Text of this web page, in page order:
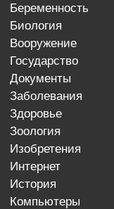
беременность
биология
вооружение
государство
документы
заболевания
здоровье
зоология
изобретения
интернет
история
компьютеры